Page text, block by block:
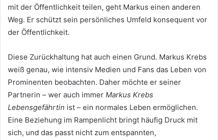
mit der Öffentlichkeit teilen, geht Markus einen anderen
Weg. Er schützt sein persönliches Umfeld konsequent vor
der Öffentlichkeit.
Diese Zurückhaltung hat auch einen Grund. Markus Krebs
weiß genau, wie intensiv Medien und Fans das Leben von
Prominenten beobachten. Daher möchte er seiner
Partnerin – wer auch immer Markus Krebs
Lebensgefährtin ist – ein normales Leben ermöglichen.
Eine Beziehung im Rampenlicht bringt häufig Druck mit
sich, und das passt nicht zum entspannten,